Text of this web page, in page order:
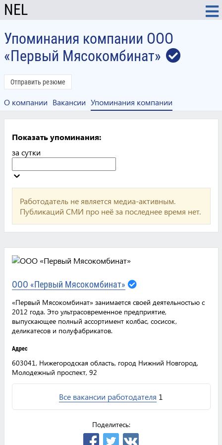
NEL
Упоминания компании ООО
«Первый Мясокомбинат»
Отправить резюме
О компании Вакансии Упоминания компании
Показать упоминания:
за сутки
Работодатель не является медиа-активным.
Публикаций СМИ про неё за последнее время нет.
ООО «Первый Мясокомбинат»
«Первый Мясокомбинат» занимается своей деятельностью с
2012 года. Это ультрасовременное предприятие,
выпускающее полный ассортимент колбас, сосисок,
деликатесов и полуфабрикатов.
Адрес
603041, Нижегородская область, город Нижний Новгород,
Молодежный проспект, 92
Все вакансии работодателя 1
Поделитесь: